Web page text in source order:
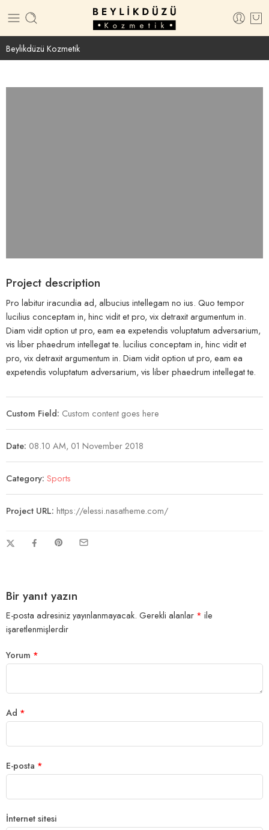
Beylikdüzü Kozmetik
Project description
Pro labitur iracundia ad, albucius intellegam no ius. Quo tempor
lucilius conceptam in, hinc vidit et pro, vix detraxit argumentum in.
Diam vidit option ut pro, eam ea expetendis voluptatum adversarium,
vis liber phaedrum intellegat te. lucilius conceptam in, hinc vidit et
pro, vix detraxit argumentum in. Diam vidit option ut pro, eam ea
expetendis voluptatum adversarium, vis liber phaedrum intellegat te.
Custom Field: Custom content goes here
Date: 08.10 AM, 01 November 2018
Category: Sports
Project URL: https://elessi.nasatheme.com/
Bir yanıt yazın
E-posta adresiniz yayınlanmayacak. Gerekli alanlar * ile
işaretlenmişlerdir
Yorum *
Ad *
E-posta *
İnternet sitesi